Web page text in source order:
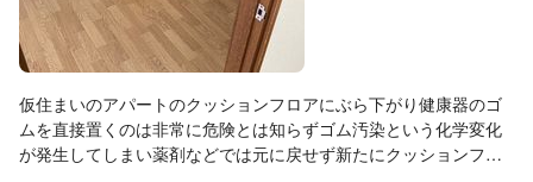
仮住まいのアパートのクッションフロアにぶら下がり健康器のゴ
ムを直接置くのは非常に危険とは知らずゴム汚染という化学変化
が発生してしまい薬剤などでは元に戻せず新たにクッションフロ